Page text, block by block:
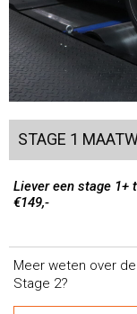
STAGE 1
Liever een stage 1+
€149,-
Meer weten over
Stage 2?